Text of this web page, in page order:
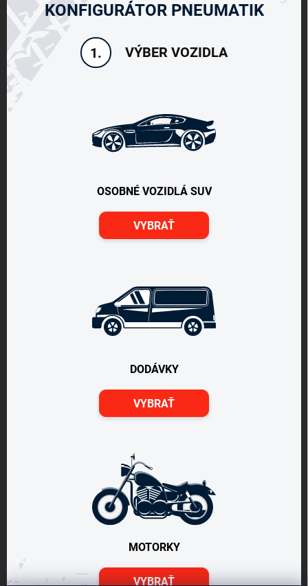
KONFIGURÁTOR PNEUMATIK
1. VÝBER VOZIDLA
OSOBNÉ VOZIDLÁ SUV
VYBRAŤ
DODÁVKY
VYBRAŤ
MOTORKY
VYBRAŤ